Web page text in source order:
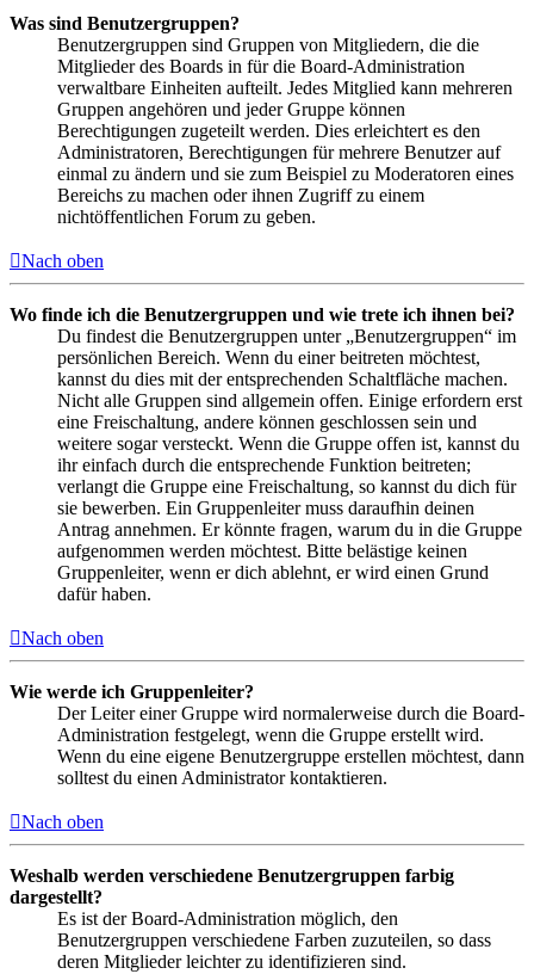
Was sind Benutzergruppen?
Benutzergruppen sind Gruppen von Mitgliedern, die die
Mitglieder des Boards in für die Board-Administration
verwaltbare Einheiten aufteilt. Jedes Mitglied kann mehreren
Gruppen angehören und jeder Gruppe können
Berechtigungen zugeteilt werden. Dies erleichtert es den
Administratoren, Berechtigungen für mehrere Benutzer auf
einmal zu ändern und sie zum Beispiel zu Moderatoren eines
Bereichs zu machen oder ihnen Zugriff zu einem
nichtöffentlichen Forum zu geben.
Nach oben
Wo finde ich die Benutzergruppen und wie trete ich ihnen bei?
Du findest die Benutzergruppen unter „Benutzergruppen“ im
persönlichen Bereich. Wenn du einer beitreten möchtest,
kannst du dies mit der entsprechenden Schaltfläche machen.
Nicht alle Gruppen sind allgemein offen. Einige erfordern erst
eine Freischaltung, andere können geschlossen sein und
weitere sogar versteckt. Wenn die Gruppe offen ist, kannst du
ihr einfach durch die entsprechende Funktion beitreten;
verlangt die Gruppe eine Freischaltung, so kannst du dich für
sie bewerben. Ein Gruppenleiter muss daraufhin deinen
Antrag annehmen. Er könnte fragen, warum du in die Gruppe
aufgenommen werden möchtest. Bitte belästige keinen
Gruppenleiter, wenn er dich ablehnt, er wird einen Grund
dafür haben.
Nach oben
Wie werde ich Gruppenleiter?
Der Leiter einer Gruppe wird normalerweise durch die Board-
Administration festgelegt, wenn die Gruppe erstellt wird.
Wenn du eine eigene Benutzergruppe erstellen möchtest, dann
solltest du einen Administrator kontaktieren.
Nach oben
Weshalb werden verschiedene Benutzergruppen farbig
dargestellt?
Es ist der Board-Administration möglich, den
Benutzergruppen verschiedene Farben zuzuteilen, so dass
deren Mitglieder leichter zu identifizieren sind.